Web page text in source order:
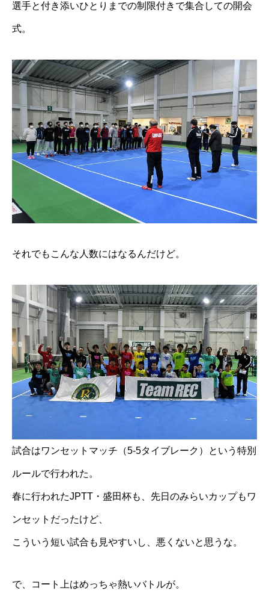
選手と付き添いひとりまでの制限付きで集合しての開会
式。
それでもこんな人数にはなるんだけど。
試合はワンセットマッチ（5-5タイブレーク）という特別
ルールで行われた。
春に行われたJPTT・盛田杯も、先日のみらいカップもワ
ンセットだったけど、
こういう短い試合も見やすいし、悪くないと思うな。
で、コート上はめっちゃ熱いバトルが。